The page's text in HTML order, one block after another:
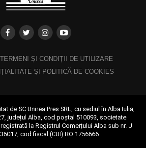
TERMENI ȘI CONDIȚII DE UTILIZARE
ȘI POLITICĂ DE COOKIES
de SC Unirea Pres SRL, cu sediul în Alba Iulia,
județul Alba, cod poștal 510093, societate
la Registrul Comerțului Alba sub nr. J
cod fiscal (CUI) RO 1756666